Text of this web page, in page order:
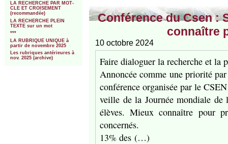
LA RECHERCHE PAR MOT-
CLE ET CROISEMENT
(recommandée)
LA RECHERCHE PLEIN
TEXTE sur un mot
***
LA RUBRIQUE UNIQUE à
partir de novembre 2025
Les rubriques antérieures à
nov. 2025 (archive)
Conférence du Csen :
connaître
10 octobre 2024
Faire dialoguer la recherche et la
Annoncée comme une priorité
conférence organisée par le
veille de la Journée mondiale de
élèves. Mieux connaître pour
concernés.
13% des (…)